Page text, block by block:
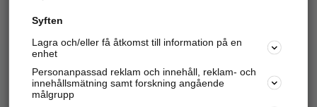
Hitta.se - Gratis nummerupplysning.
Sök företag, personer och platser.
Hitta telefonnummer, adresser, företagsinfo mm.
Syften
Lagra och/eller få åtkomst till information på en
enhet
Personanpassad reklam och innehåll, reklam- och
innehållsmätning samt forskning angående
målgrupp